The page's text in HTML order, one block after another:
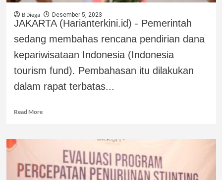
B Diega Desember 5, 2023
JAKARTA (Harianterkini.id) - Pemerintah
sedang membahas rencana pendirian dana
kepariwisataan Indonesia (Indonesia
tourism fund). Pembahasan itu dilakukan
dalam rapat terbatas...
Read More